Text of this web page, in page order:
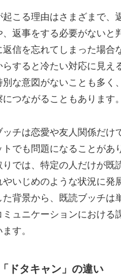
起こる理由はさまざまで、
、返事をする必要がないと
返信を忘れてしまった場合
らすると冷たい対応に見え
別な意図がないことも多く
つながることもあります。
ッチは恋愛や友人関係だけ
トでも問題になることがあ
りでは、特定の人だけが既
やいじめのような状況に発
た背景から、既読ブッチは
ミュニケーションにおける
す。
ドタキャン」の違い